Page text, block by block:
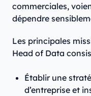
commerciales,
dépendre
Les principales
Head of Data
Établir une
d’entreprise et